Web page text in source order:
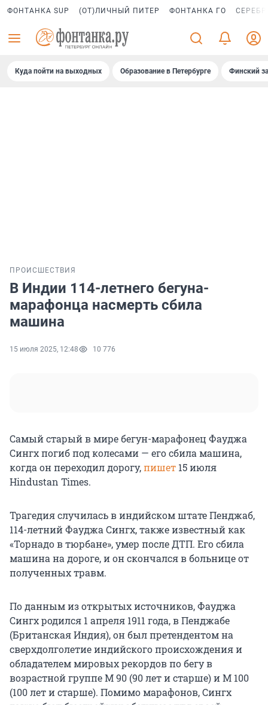
ФОНТАНКА SUP (ОТ)ЛИЧНЫЙ ПИТЕР ФОНТАНКА ГО
Куда пойти на выходных Образование в Петербурге Финский
ПРОИСШЕСТВИЯ
В Индии 114-летнего бегуна-
марафонца насмерть сбила
машина
15 июля 2025, 12:48 10 776
Самый старый в мире бегун-марафонец Фауджа
Сингх погиб под колесами — его сбила машина,
когда он переходил дорогу,пишет 15 июля
Hindustan Times.
Трагедия случилась в индийском штате Пенджаб,
114-летний Фауджа Сингх, также известный как
«Торнадо в тюрбане», умер после ДТП. Его сбила
машина на дороге, и он скончался в больнице от
полученных травм.
По данным из открытых источников, Фауджа
Сингх родился 1 апреля 1911 года, в Пенджабе
(Британская Индия), он был претендентом на
сверхдолголетие индийского происхождения и
обладателем мировых рекордов по бегу в
возрастной группе М 90 (90 лет и старше) и M 100
(100 лет и старше). Помимо марафонов, Сингх